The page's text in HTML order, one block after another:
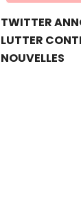
TWITTER
LUTTER
NOUVELLES